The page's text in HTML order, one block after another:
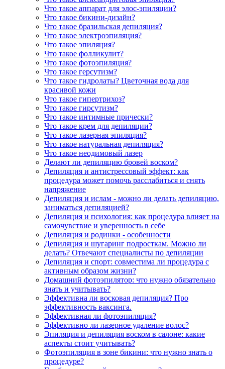
Что такое аппарат для элос-эпиляции?
Что такое бикини-дизайн?
Что такое бразильская депиляция?
Что такое электроэпиляция?
Что такое эпиляция?
Что такое фолликулит?
Что такое фотоэпиляция?
Что такое герсутизм?
Что такое гидролаты? Цветочная вода для
красивой кожи
Что такое гипертрихоз?
Что такое гирсутизм?
Что такое интимные прически?
Что такое крем для депиляции?
Что такое лазерная эпиляция?
Что такое натуральная депиляция?
Что такое неодимовый лазер
Делают ли депиляцию бровей воском?
Депиляция и антистрессовый эффект: как
процедура может помочь расслабиться и снять
напряжение
Депиляция и ислам - можно ли делать депиляцию,
заниматься депиляцией?
Депиляция и психология: как процедура влияет на
самочувствие и уверенность в себе
Депиляция и родинки - особенности
Депиляция и шугаринг подросткам. Можно ли
делать? Отвечают специалисты по депиляции
Депиляция и спорт: совместима ли процедура с
активным образом жизни?
Домашний фотоэпилятор: что нужно обязательно
знать и учитывать?
Эффективна ли восковая депиляция? Про
эффективность ваксинга.
Эффективная ли фотоэпиляция?
Эффективно ли лазерное удаление волос?
Эпиляция и депиляция воском в салоне: какие
аспекты стоит учитывать?
Фотоэпиляция в зоне бикини: что нужно знать о
процедуре?